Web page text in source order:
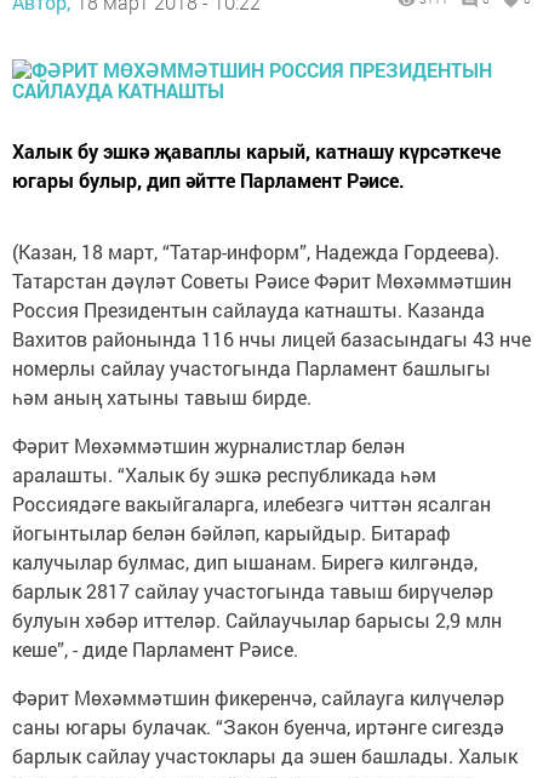
Халык бу эшкә җаваплы карый, катнашу күрсәткече
югары булыр, дип әйтте Парламент Рәисе.
(Казан, 18 март, “Татар-информ”, Надежда Гордеева).
Татарстан дәүләт Советы Рәисе Фәрит Мөхәммәтшин
Россия Президентын сайлауда катнашты. Казанда
Вахитов районында 116 нчы лицей базасындагы 43 нче
номерлы сайлау участогында Парламент башлыгы
һәм аның хатыны тавыш бирде.
Фәрит Мөхәммәтшин журналистлар белән
аралашты. “Халык бу эшкә республикада һәм
Россиядәге вакыйгаларга, илебезгә читтән ясалган
йогынтылар белән бәйләп, карыйдыр. Битараф
калучылар булмас, дип ышанам. Бирегә килгәндә,
барлык 2817 сайлау участогында тавыш бирүчеләр
булуын хәбәр иттеләр. Сайлаучылар барысы 2,9 млн
кеше”, - диде Парламент Рәисе.
Фәрит Мөхәммәтшин фикеренчә, сайлауга килүчеләр
саны югары булачак. “Закон буенча, иртәнге сигездә
барлык сайлау участоклары да эшен башлады. Халык